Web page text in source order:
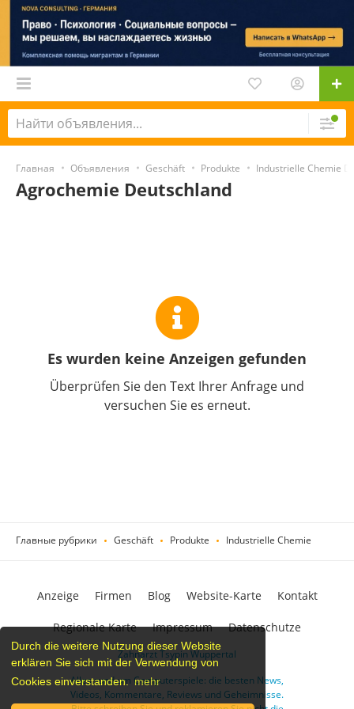
Durch die weitere Nutzung dieser Website
erklären Sie sich mit der Verwendung von
Cookies einverstanden. mehr
Главная Объявления Geschäft Produkte Industrielle Chemie
Agrochemie Deutschland
Es wurden keine Anzeigen gefunden
Überprüfen Sie den Text Ihrer Anfrage und
versuchen Sie es erneut.
Главные рубрики Geschäft Produkte Industrielle Chemie
Zahnarzt Tsypin Wuppertal
Alles rund um Computerspiele: die besten News,
Videos, Kommentare, Reviews und Geheimnisse.
Anzeige Firmen Blog Website-Karte Kontakt
Regionale Karte Impressum Datenschutze